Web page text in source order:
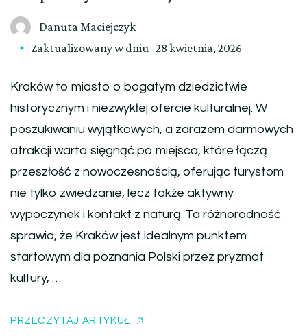
Danuta Maciejczyk
Zaktualizowany w dniu 28 kwietnia, 2026
Kraków to miasto o bogatym dziedzictwie
historycznym i niezwykłej ofercie kulturalnej. W
poszukiwaniu wyjątkowych, a zarazem darmowych
atrakcji warto sięgnąć po miejsca, które łączą
przeszłość z nowoczesnością, oferując turystom
nie tylko zwiedzanie, lecz także aktywny
wypoczynek i kontakt z naturą. Ta różnorodność
sprawia, że Kraków jest idealnym punktem
startowym dla poznania Polski przez pryzmat
kultury, …
PRZECZYTAJ ARTYKUŁ